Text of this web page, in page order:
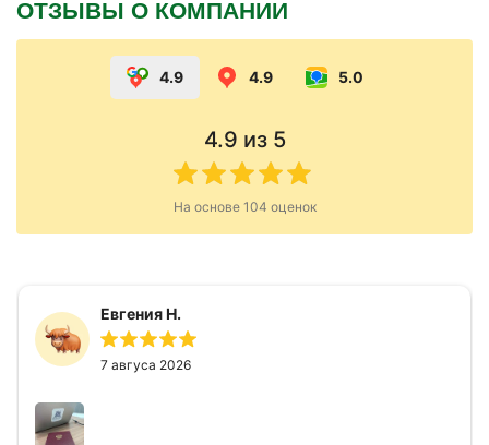
ОТЗЫВЫ О КОМПАНИИ
4.9 4.9 5.0
4.9 из 5
На основе 104 оценок
Евгения Н.
7 авгуса 2026